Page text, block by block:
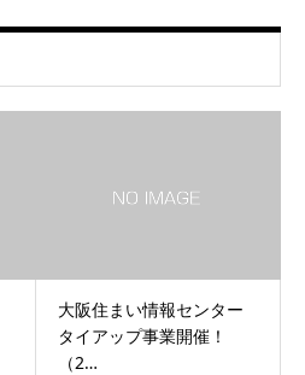
大阪住まい情報センター
タイアップ事業開催！
（2…